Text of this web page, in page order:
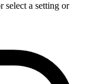
select a setting or